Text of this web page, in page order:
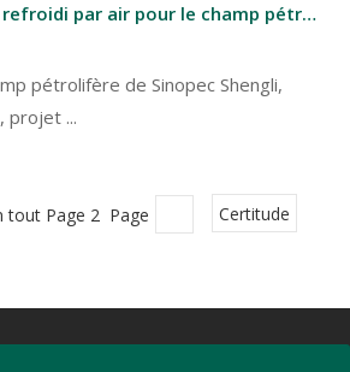
Refroidisseur à vis refroidi par air pour le champ pétrolifère Sinopec Shengli
pétrolifère de Sinopec Shengli,
projet ...
tout Page 2 Page Certitude